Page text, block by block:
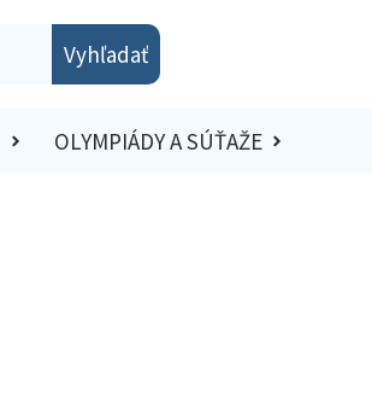
Vyhľadať
OLYMPIÁDY A SÚŤAŽE